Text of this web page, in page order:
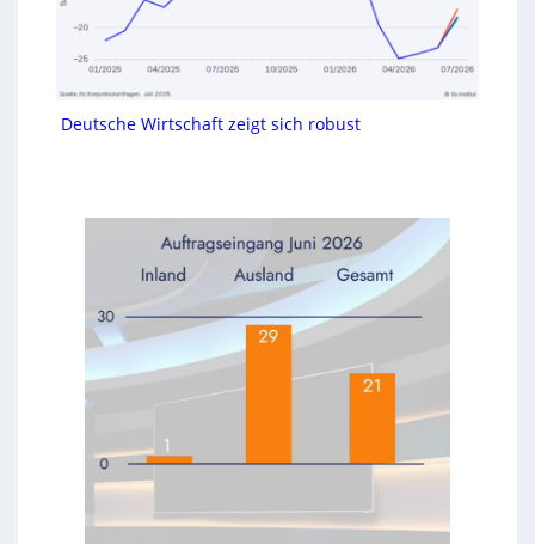
Deutsche Wirtschaft zeigt sich robust